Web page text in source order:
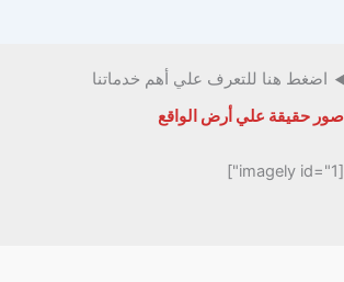
اضغط هنا للتعرف علي أهم خدماتنا
صور حقيقة علي أرض الواقع
[imagely id="1"]